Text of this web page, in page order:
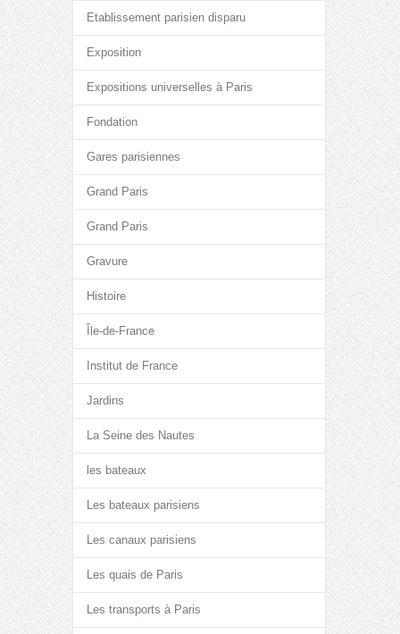
Etablissement parisien disparu
Exposition
Expositions universelles à Paris
Fondation
Gares parisiennes
Grand Paris
Grand Paris
Gravure
Histoire
Île-de-France
Institut de France
Jardins
La Seine des Nautes
les bateaux
Les bateaux parisiens
Les canaux parisiens
Les quais de Paris
Les transports à Paris